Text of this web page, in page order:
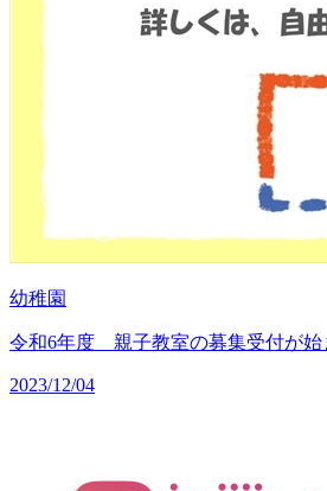
幼稚園
令和6年度 親子教室の募集受付が始
2023/12/04